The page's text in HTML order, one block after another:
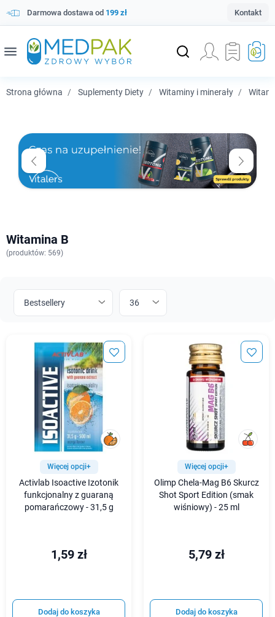
Darmowa dostawa od 199 zł Kontakt
menu
Strona główna Suplementy Diety Witaminy i minerały
Witamina B
(produktów: 569)
Więcej opcji+
Activlab Isoactive Izotonik
funkcjonalny z guaraną
pomarańczowy - 31,5 g
1,59 zł
Dodaj do koszyka
Więcej opcji+
Olimp Chela-Mag B6 Skurcz
Shot Sport Edition (smak
wiśniowy) - 25 ml
5,79 zł
Dodaj do koszyka